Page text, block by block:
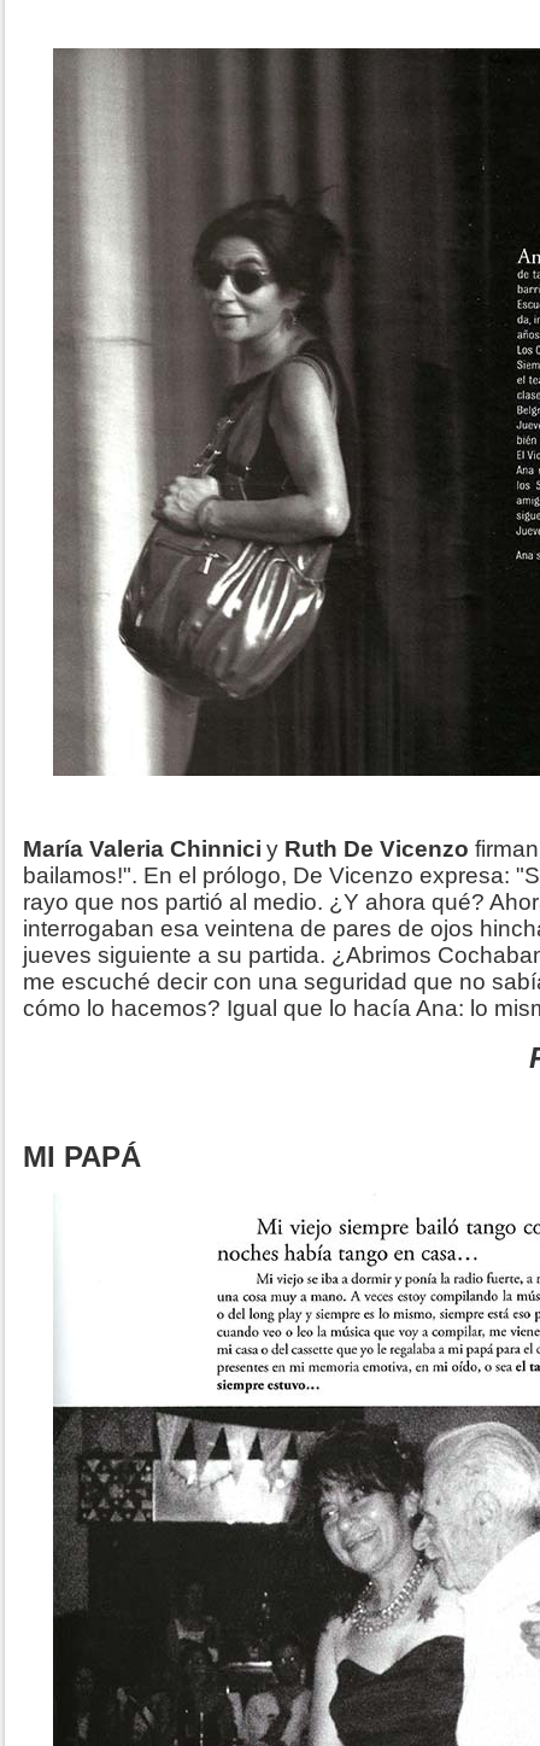
María Valeria Chinnici y Ruth De Vicenzo
bailamos!". En el prólogo, De Vicenzo expresa:
rayo que nos partió al medio. ¿Y ahora qué?
interrogaban esa veintena de pares de ojos
jueves siguiente a su partida. ¿Abrimos
me escuché decir con una seguridad que no
cómo lo hacemos? Igual que lo hacía Ana: lo
MI PAPÁ